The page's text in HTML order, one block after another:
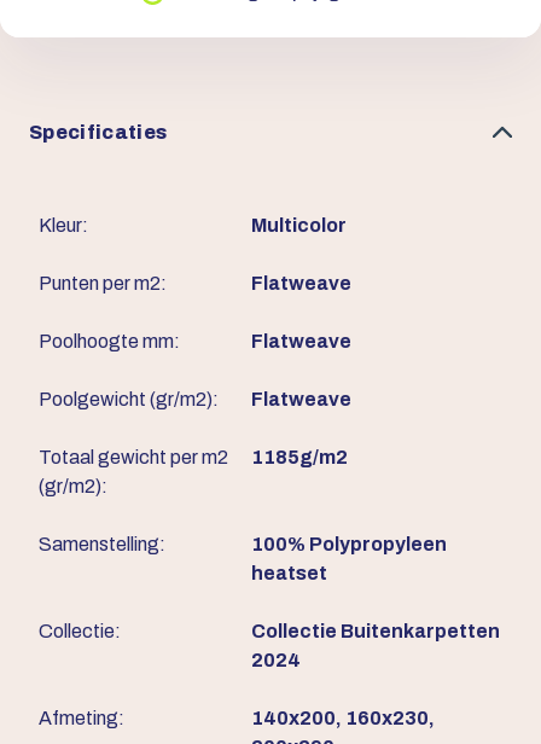
Specificaties
Kleur: Multicolor
Punten per m2: Flatweave
Poolhoogte mm: Flatweave
Poolgewicht (gr/m2): Flatweave
Totaal gewicht per m2
(gr/m2):
1185g/m2
Samenstelling:
100% Polypropyleen
heatset
Collectie:
Collectie Buitenkarpetten
2024
Afmeting:
140x200, 160x230,